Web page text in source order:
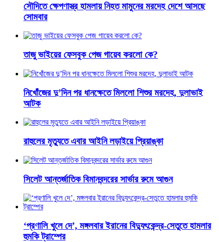
সৌদিতে ক্ষেপণাস্ত্র হামলায় নিহত মামুনের মরদেহ দেশে আসছে
সোমবার
‌তাজু ভাইয়ের ফেসবুক পেজ গায়েব করলো কে?
নিখোঁজের দু’দিন পর ধানক্ষেতে মিললো শিশুর মরদেহ, দুলাভাই
আটক
রাহুলের মৃত্যুতে এবার আইনি লড়াইয়ে প্রিয়াঙ্কা
সিলেট আন্তর্জাতিক বিমানবন্দরের সার্ভার রুমে আগুন
‘প্রণালি খুলে দে’, মঙ্গলবার ইরানের বিদ্যুৎকেন্দ্র-সেতুতে হামলার
হুমকি ট্রাম্পের